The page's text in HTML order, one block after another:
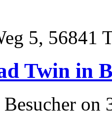
5, 56841
Twin in
on